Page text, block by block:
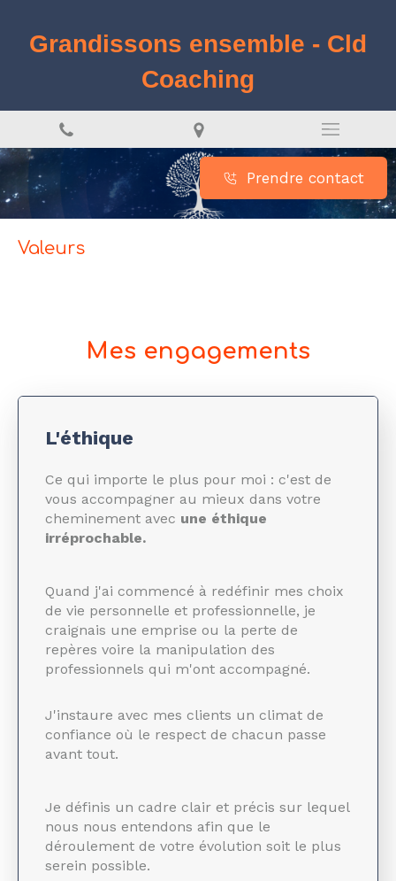
Grandissons ensemble - Cld
Coaching
Prendre contact
Valeurs
Mes engagements
L'éthique
Ce qui importe le plus pour moi : c'est de
vous accompagner au mieux dans votre
cheminement avec une éthique
irréprochable.
Quand j'ai commencé à redéfinir mes choix
de vie personnelle et professionnelle, je
craignais une emprise ou la perte de
repères voire la manipulation des
professionnels qui m'ont accompagné.
J'instaure avec mes clients un climat de
confiance où le respect de chacun passe
avant tout.
Je définis un cadre clair et précis sur lequel
nous nous entendons afin que le
déroulement de votre évolution soit le plus
serein possible.